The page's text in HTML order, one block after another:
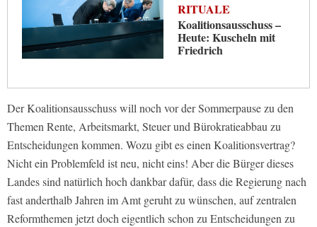
RITUALE
Koalitionsausschuss –
Heute: Kuscheln mit
Friedrich
Der Koalitionsausschuss will noch vor der Sommerpause zu den
Themen Rente, Arbeitsmarkt, Steuer und Bürokratieabbau zu
Entscheidungen kommen. Wozu gibt es einen Koalitionsvertrag?
Nicht ein Problemfeld ist neu, nicht eins! Aber die Bürger dieses
Landes sind natürlich hoch dankbar dafür, dass die Regierung nach
fast anderthalb Jahren im Amt geruht zu wünschen, auf zentralen
Reformthemen jetzt doch eigentlich schon zu Entscheidungen zu